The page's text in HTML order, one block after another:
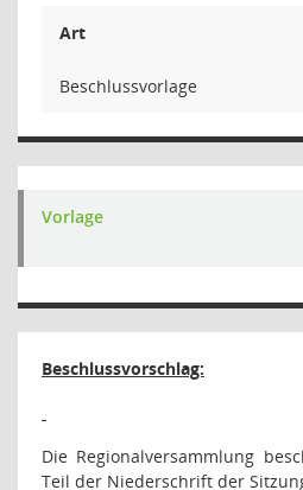
Art
Beschlussvorlage
Vorlage
Beschlussvorschlag:
Die Regionalversammlung
Teil der Niederschrift der